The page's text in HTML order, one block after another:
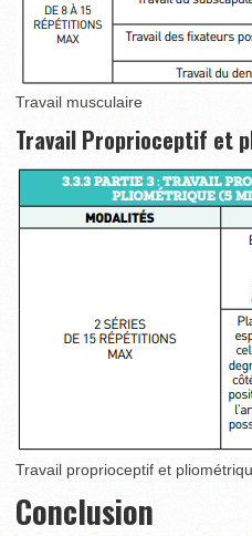
Travail musculaire
Travail Proprioceptif et
Travail proprioceptif et
Conclusion